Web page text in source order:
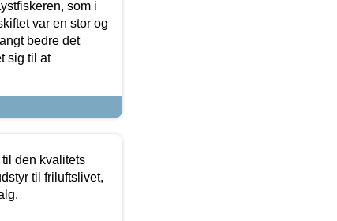
som i
var en stor og
bedre det
sig til at
den kvalitets
til friluftslivet,